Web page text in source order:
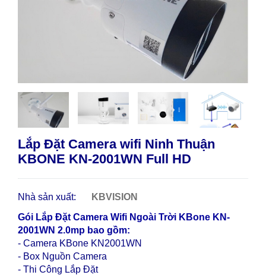
Lắp Đặt Camera wifi Ninh Thuận
KBONE KN-2001WN Full HD
Nhà sản xuất:
KBVISION
Gói Lắp Đặt Camera Wifi Ngoài Trời KBone KN-
2001WN 2.0mp bao gồm:
- Camera KBone KN2001WN
- Box Nguồn Camera
- Thi Công Lắp Đặt